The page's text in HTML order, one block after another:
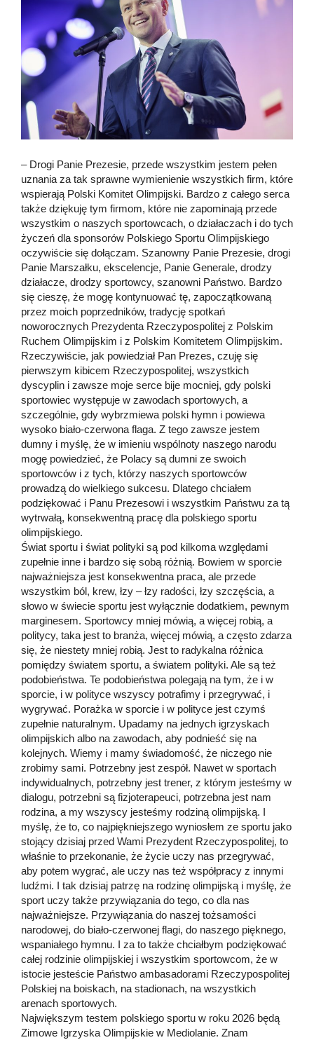
– Drogi Panie Prezesie, przede wszystkim jestem pełen
uznania za tak sprawne wymienienie wszystkich firm, które
wspierają Polski Komitet Olimpijski. Bardzo z całego serca
także dziękuję tym firmom, które nie zapominają przede
wszystkim o naszych sportowcach, o działaczach i do tych
życzeń dla sponsorów Polskiego Sportu Olimpijskiego
oczywiście się dołączam. Szanowny Panie Prezesie, drogi
Panie Marszałku, ekscelencje, Panie Generale, drodzy
działacze, drodzy sportowcy, szanowni Państwo. Bardzo
się cieszę, że mogę kontynuować tę, zapoczątkowaną
przez moich poprzedników, tradycję spotkań
noworocznych Prezydenta Rzeczypospolitej z Polskim
Ruchem Olimpijskim i z Polskim Komitetem Olimpijskim.
Rzeczywiście, jak powiedział Pan Prezes, czuję się
pierwszym kibicem Rzeczypospolitej, wszystkich
dyscyplin i zawsze moje serce bije mocniej, gdy polski
sportowiec występuje w zawodach sportowych, a
szczególnie, gdy wybrzmiewa polski hymn i powiewa
wysoko biało-czerwona flaga. Z tego zawsze jestem
dumny i myślę, że w imieniu wspólnoty naszego narodu
mogę powiedzieć, że Polacy są dumni ze swoich
sportowców i z tych, którzy naszych sportowców
prowadzą do wielkiego sukcesu. Dlatego chciałem
podziękować i Panu Prezesowi i wszystkim Państwu za tą
wytrwałą, konsekwentną pracę dla polskiego sportu
olimpijskiego.
Świat sportu i świat polityki są pod kilkoma względami
zupełnie inne i bardzo się sobą różnią. Bowiem w sporcie
najważniejsza jest konsekwentna praca, ale przede
wszystkim ból, krew, łzy – łzy radości, łzy szczęścia, a
słowo w świecie sportu jest wyłącznie dodatkiem, pewnym
marginesem. Sportowcy mniej mówią, a więcej robią, a
politycy, taka jest to branża, więcej mówią, a często zdarza
się, że niestety mniej robią. Jest to radykalna różnica
pomiędzy światem sportu, a światem polityki. Ale są też
podobieństwa. Te podobieństwa polegają na tym, że i w
sporcie, i w polityce wszyscy potrafimy i przegrywać, i
wygrywać. Porażka w sporcie i w polityce jest czymś
zupełnie naturalnym. Upadamy na jednych igrzyskach
olimpijskich albo na zawodach, aby podnieść się na
kolejnych. Wiemy i mamy świadomość, że niczego nie
zrobimy sami. Potrzebny jest zespół. Nawet w sportach
indywidualnych, potrzebny jest trener, z którym jesteśmy w
dialogu, potrzebni są fizjoterapeuci, potrzebna jest nam
rodzina, a my wszyscy jesteśmy rodziną olimpijską. I
myślę, że to, co najpiękniejszego wyniosłem ze sportu jako
stojący dzisiaj przed Wami Prezydent Rzeczypospolitej, to
właśnie to przekonanie, że życie uczy nas przegrywać,
aby potem wygrać, ale uczy nas też współpracy z innymi
ludźmi. I tak dzisiaj patrzę na rodzinę olimpijską i myślę, że
sport uczy także przywiązania do tego, co dla nas
najważniejsze. Przywiązania do naszej tożsamości
narodowej, do biało-czerwonej flagi, do naszego pięknego,
wspaniałego hymnu. I za to także chciałbym podziękować
całej rodzinie olimpijskiej i wszystkim sportowcom, że w
istocie jesteście Państwo ambasadorami Rzeczypospolitej
Polskiej na boiskach, na stadionach, na wszystkich
arenach sportowych.
Największym testem polskiego sportu w roku 2026 będą
Zimowe Igrzyska Olimpijskie w Mediolanie. Znam